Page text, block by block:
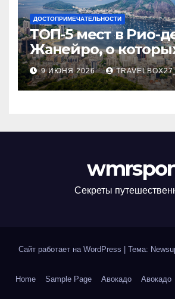
ДОСТОПРИМЕЧАТЕЛЬНОСТИ
ТОП-5 мест в Рио-
Жанейро, о
знали
9 ИЮНЯ 2026
Секреты
Сайт работает на WordPress Тема:
Home Sample Page Авокадо Авокадо